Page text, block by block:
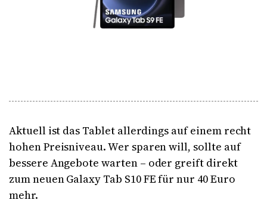
Aktuell ist das Tablet allerdings auf einem recht
hohen Preisniveau. Wer sparen will, sollte auf
bessere Angebote warten – oder greift direkt
zum neuen Galaxy Tab S10 FE für nur 40 Euro
mehr.